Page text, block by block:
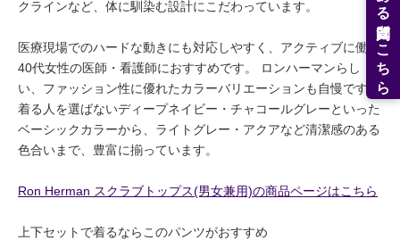
クラインなど、体に馴染む設計にこだわっています。
医療現場でのハードな動きにも対応しやすく、アクティブに働く
40代女性の医師・看護師におすすめです。 ロンハーマンらし
い、ファッション性に優れたカラーバリエーションも自慢です。
着る人を選ばないディープネイビー・チャコールグレーといった
ベーシックカラーから、ライトグレー・アクアなど清潔感のある
色合いまで、豊富に揃っています。
Ron Herman スクラブトップス(男女兼用)の商品ページはこちら
上下セットで着るならこのパンツがおすすめ